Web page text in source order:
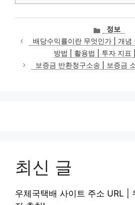
카
테
고
리
정보
배당수익률이란 무엇인가 | 개
방법 | 활용법 | 투자 지표
보증금 반환청구소송 | 보증금
최신 글
우체국택배 사이트 주소 URL |